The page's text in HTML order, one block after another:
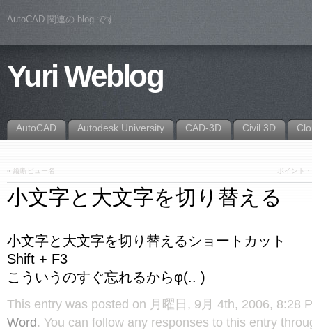
AutoCAD 関連の blog です
Yuri Weblog
AutoCAD Autodesk University CAD-3D Civil 3D
« 縦断ビュー名 ポイント
小文字と大文字を切り替える
小文字と大文字を切り替えるショートカット
Shift + F3
こういうのすぐ忘れるからφ(.. )
This entry was posted on 月曜日, 9月 4th, 2006, 8:28
Word. You can follow any responses to this entry